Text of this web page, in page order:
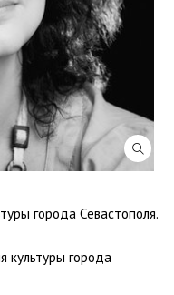
города Севастополя.
культуры города